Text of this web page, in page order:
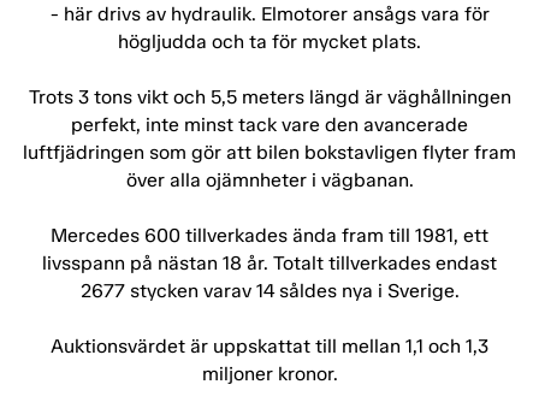
- här drivs av hydraulik. Elmotorer ansågs vara för
högljudda och ta för mycket plats.
Trots 3 tons vikt och 5,5 meters längd är väghållningen
perfekt, inte minst tack vare den avancerade
luftfjädringen som gör att bilen bokstavligen flyter fram
över alla ojämnheter i vägbanan.
Mercedes 600 tillverkades ända fram till 1981, ett
livsspann på nästan 18 år. Totalt tillverkades endast
2677 stycken varav 14 såldes nya i Sverige.
Auktionsvärdet är uppskattat till mellan 1,1 och 1,3
miljoner kronor.